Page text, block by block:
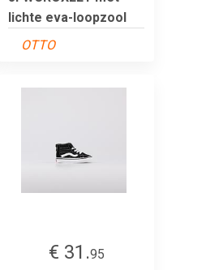
lichte eva-loopzool
OTTO
€ 31.95